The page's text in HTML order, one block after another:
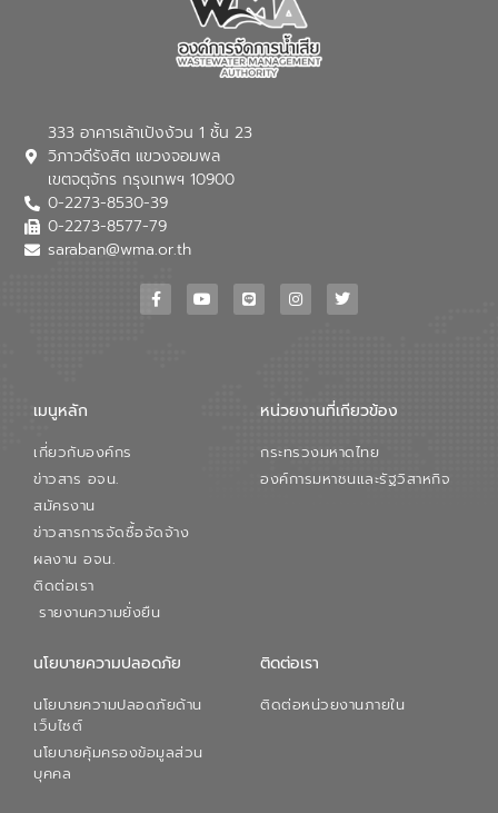
333 อาคารเล้าเป้งง้วน 1 ชั้น 23
วิภาวดีรังสิต แขวงจอมพล
เขตจตุจักร กรุงเทพฯ 10900
0-2273-8530-39
0-2273-8577-79
saraban@wma.or.th
เมนูหลัก
เกี่ยวกับองค์กร
ข่าวสาร อจน.
สมัครงาน
ข่าวสารการจัดซื้อจัดจ้าง
ผลงาน อจน.
ติดต่อเรา
รายงานความยั่งยืน
หน่วยงานที่เกียวข้อง
กระทรวงมหาดไทย
องค์การมหาชนและรัฐวิสาหกิจ
นโยบายความปลอดภัย
นโยบายความปลอดภัยด้าน
เว็บไซต์
นโยบายคุ้มครองข้อมูลส่วน
บุคคล
ติดต่อเรา
ติดต่อหน่วยงานภายใน